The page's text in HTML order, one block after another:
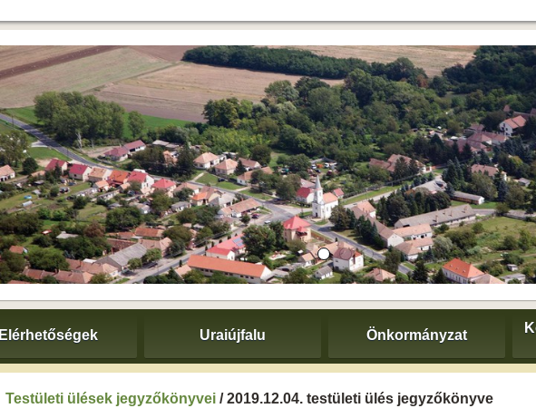
Elérhetőségek Uraiújfalu Önkormányzat
Testületi ülések jegyzőkönyvei / 2019.12.04. testületi ülés jegyzőkönyve